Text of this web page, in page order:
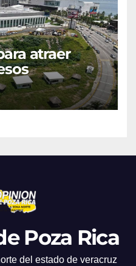
atraer
Poza Rica
del estado de veracruz